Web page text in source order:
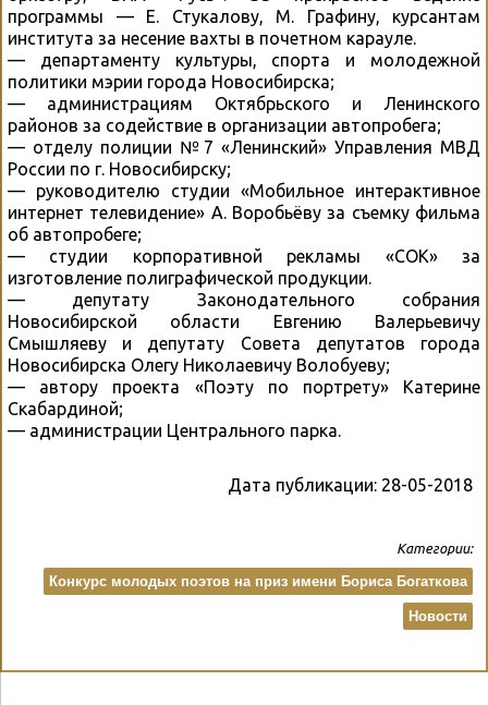
программы — Е. Стукалову, М. Графину, курсантам
института за несение вахты в почетном карауле.
— департаменту культуры, спорта и молодежной
политики мэрии города Новосибирска;
— администрациям Октябрьского и Ленинского
районов за содействие в организации автопробега;
— отделу полиции №7 «Ленинский» Управления МВД
России по г. Новосибирску;
— руководителю студии «Мобильное интерактивное
интернет телевидение» А. Воробьёву за съемку фильма
об автопробеге;
— студии корпоративной рекламы «СОК» за
изготовление полиграфической продукции.
— депутату Законодательного собрания
Новосибирской области Евгению Валерьевичу
Смышляеву и депутату Совета депутатов города
Новосибирска Олегу Николаевичу Волобуеву;
— автору проекта «Поэту по портрету» Катерине
Скабардиной;
— администрации Центрального парка.
Дата публикации: 28-05-2018
Категории:
Конкурс молодых поэтов на приз имени Бориса Богаткова
Новости